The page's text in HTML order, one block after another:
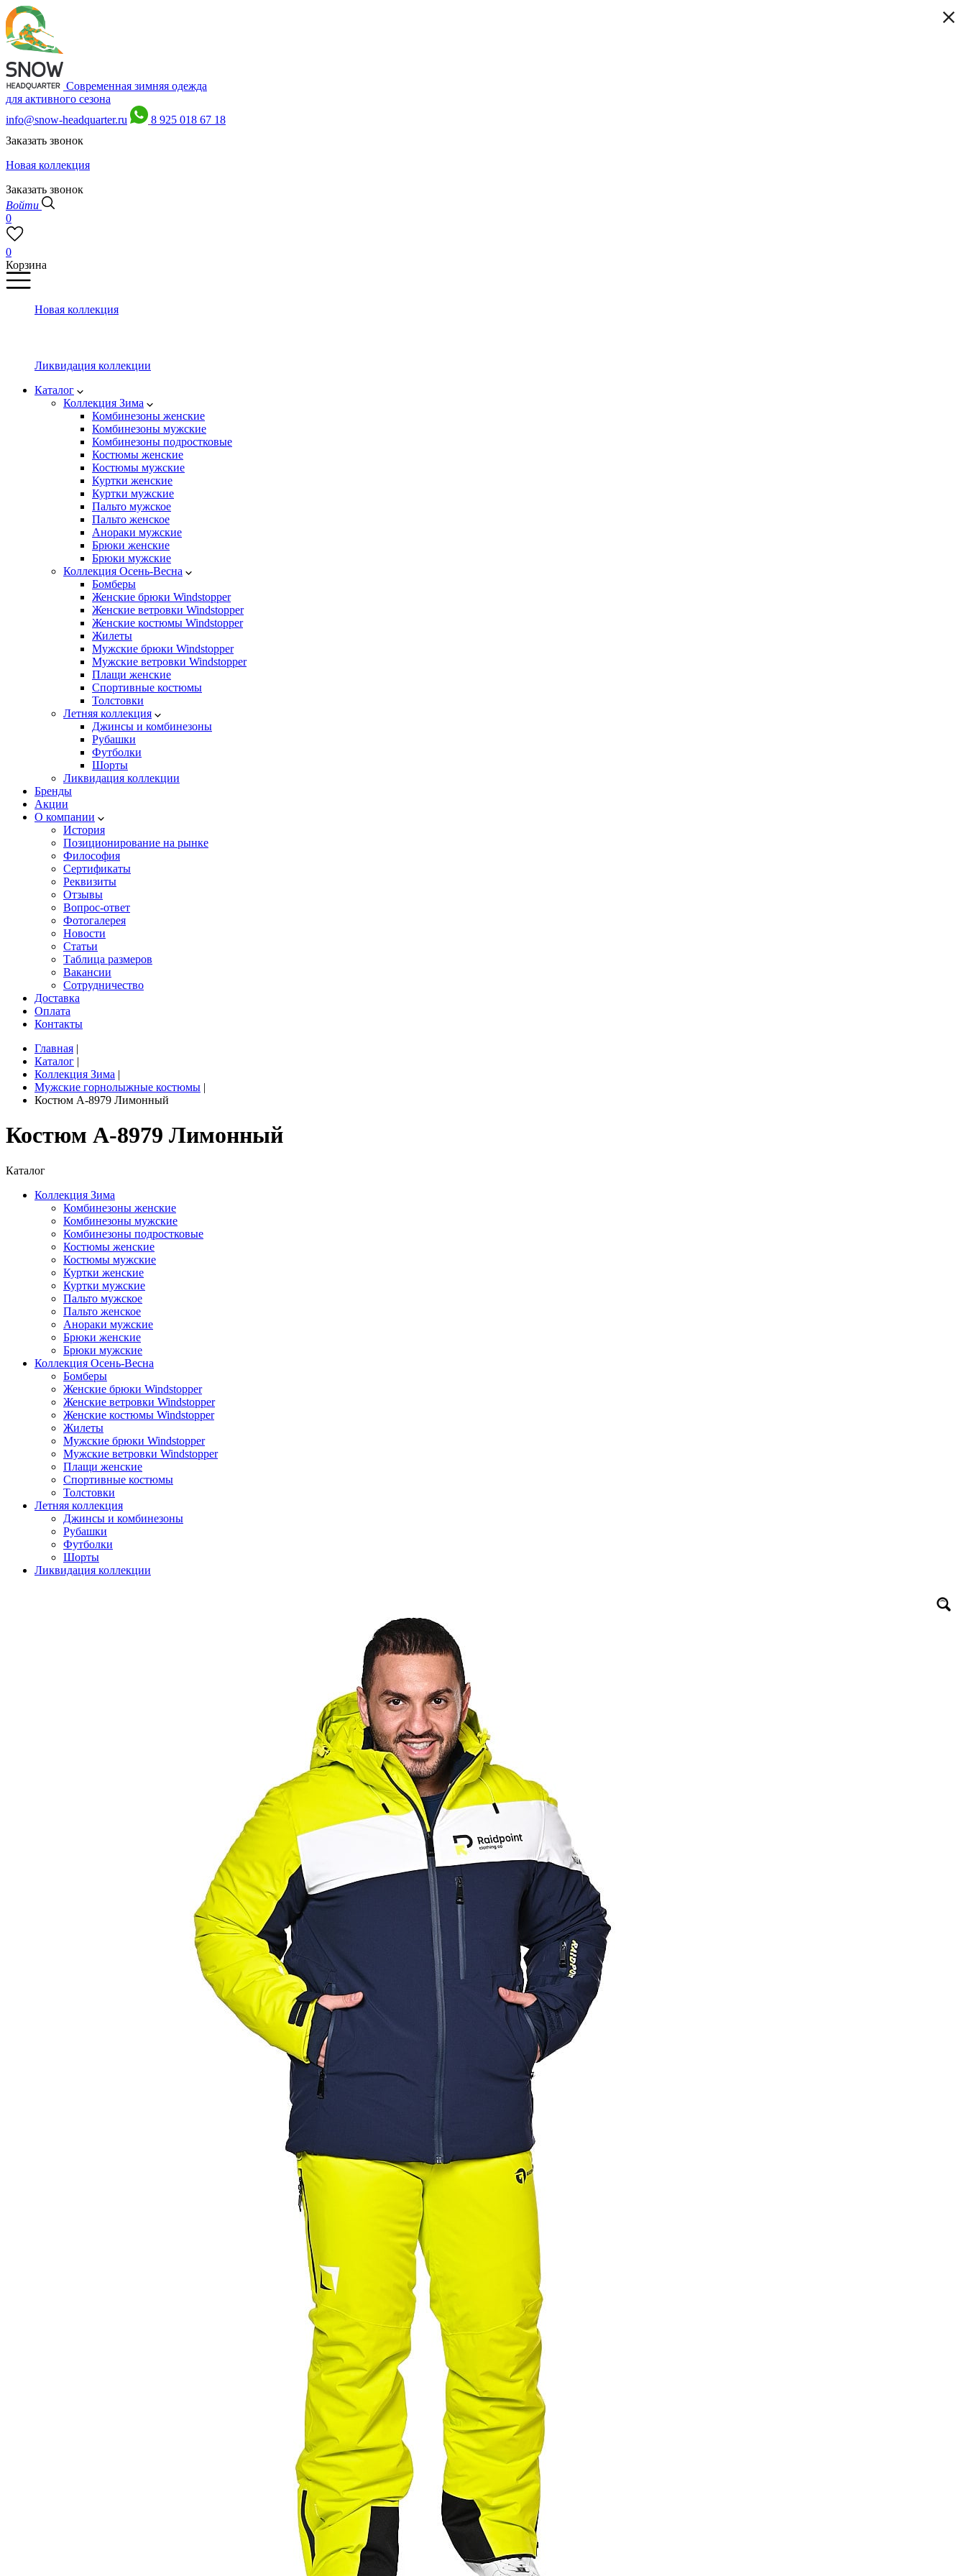
Современная зимняя одежда
для активного сезона
info@snow-headquarter.ru
8 925 018 67 18
Заказать звонок
Новая коллекция
Заказать звонок
Войти
0
0
Корзина
Новая коллекция
Ликвидация коллекции
Каталог
Коллекция Зима
Комбинезоны женские
Комбинезоны мужские
Комбинезоны подростковые
Костюмы женские
Костюмы мужские
Куртки женские
Куртки мужские
Пальто мужское
Пальто женское
Анораки мужские
Брюки женские
Брюки мужские
Коллекция Осень-Весна
Бомберы
Женские брюки Windstopper
Женские ветровки Windstopper
Женские костюмы Windstopper
Жилеты
Мужские брюки Windstopper
Мужские ветровки Windstopper
Плащи женские
Спортивные костюмы
Толстовки
Летняя коллекция
Джинсы и комбинезоны
Рубашки
Футболки
Шорты
Ликвидация коллекции
Бренды
Акции
О компании
История
Позиционирование на рынке
Философия
Сертификаты
Реквизиты
Отзывы
Вопрос-ответ
Фотогалерея
Новости
Статьи
Таблица размеров
Вакансии
Сотрудничество
Доставка
Оплата
Контакты
Главная |
Каталог |
Коллекция Зима |
Мужские горнолыжные костюмы |
Костюм A-8979 Лимонный
Костюм A-8979 Лимонный
Каталог
Коллекция Зима
Комбинезоны женские
Комбинезоны мужские
Комбинезоны подростковые
Костюмы женские
Костюмы мужские
Куртки женские
Куртки мужские
Пальто мужское
Пальто женское
Анораки мужские
Брюки женские
Брюки мужские
Коллекция Осень-Весна
Бомберы
Женские брюки Windstopper
Женские ветровки Windstopper
Женские костюмы Windstopper
Жилеты
Мужские брюки Windstopper
Мужские ветровки Windstopper
Плащи женские
Спортивные костюмы
Толстовки
Летняя коллекция
Джинсы и комбинезоны
Рубашки
Футболки
Шорты
Ликвидация коллекции